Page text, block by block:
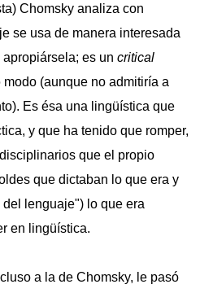
Chomsky analiza con
se usa de manera interesada
es un critical
(aunque no admitiría a
Es ésa una lingüística que
y que ha tenido que romper,
que el propio
que dictaban lo que era y
lenguaje") lo que era
en lingüística.
a la de Chomsky, le pasó